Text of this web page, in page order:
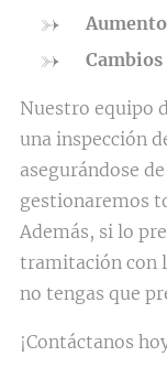
Nuestro equipo
una inspección
asegurándose
gestionaremos
Además, si lo
tramitación con
no tengas que
¡Contáctanos